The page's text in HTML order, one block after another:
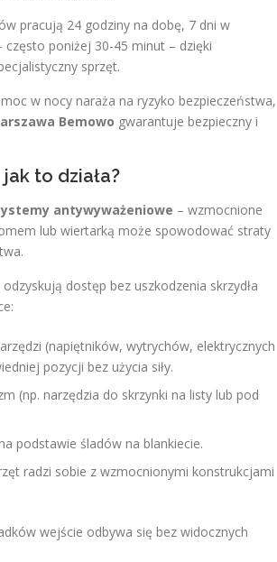
pracują 24 godziny na dobę, 7 dni w
poniżej 30-45 minut – dzięki
sprzęt.
w nocy naraża na ryzyko bezpieczeństwa,
Bemowo gwarantuje bezpieczny i
to działa?
antywyważeniowe – wzmocnione
lub wiertarką może spowodować straty
dostęp bez uszkodzenia skrzydła
(napiętników, wytrychów, elektrycznych
pozycji bez użycia siły.
(np. narzędzia do skrzynki na listy lub pod
podstawie śladów na blankiecie.
radzi sobie z wzmocnionymi konstrukcjami
wejście odbywa się bez widocznych